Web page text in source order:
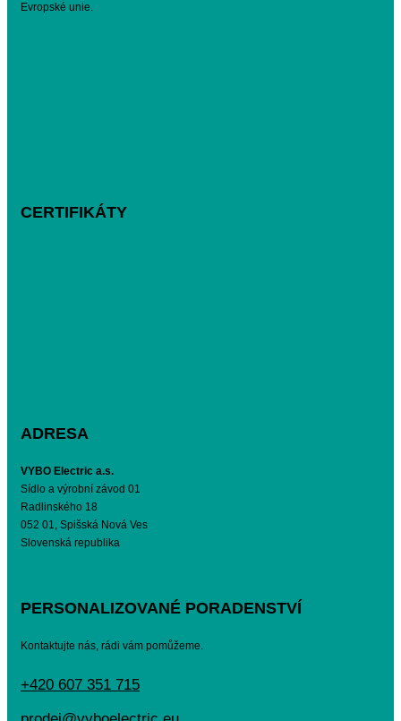
Evropské unie.
CERTIFIKÁTY
ADRESA
VYBO Electric a.s.
Sídlo a výrobní závod 01
Radlinského 18
052 01, Spišská Nová Ves
Slovenská republika
PERSONALIZOVANÉ PORADENSTVÍ
Kontaktujte nás, rádi vám pomůžeme.
+420 607 351 715